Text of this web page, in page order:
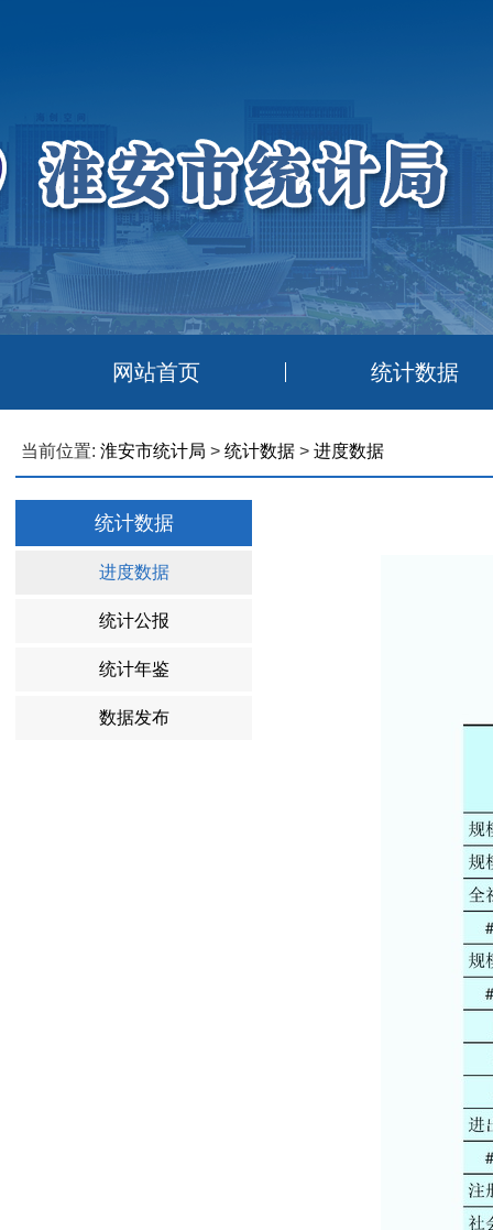
网站首页 统计数据
当前位置: 淮安市统计局 > 统计数据 > 进度数据
统计数据
进度数据
统计公报
统计年鉴
数据发布